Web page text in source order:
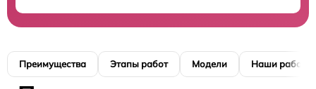
Преимущества Этапы работ Модели Наши работы